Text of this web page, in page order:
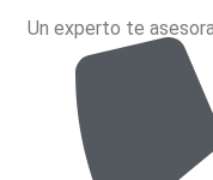
Un experto te